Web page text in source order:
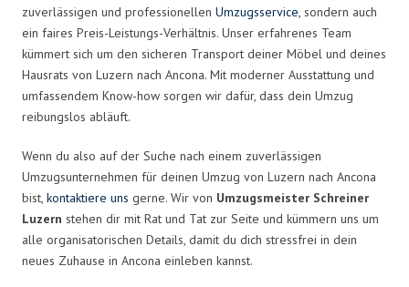
zuverlässigen und professionellen Umzugsservice, sondern auch
ein faires Preis-Leistungs-Verhältnis. Unser erfahrenes Team
kümmert sich um den sicheren Transport deiner Möbel und deines
Hausrats von Luzern nach Ancona. Mit moderner Ausstattung und
umfassendem Know-how sorgen wir dafür, dass dein Umzug
reibungslos abläuft.
Wenn du also auf der Suche nach einem zuverlässigen
Umzugsunternehmen für deinen Umzug von Luzern nach Ancona
bist, kontaktiere uns gerne. Wir von Umzugsmeister Schreiner
Luzern stehen dir mit Rat und Tat zur Seite und kümmern uns um
alle organisatorischen Details, damit du dich stressfrei in dein
neues Zuhause in Ancona einleben kannst.